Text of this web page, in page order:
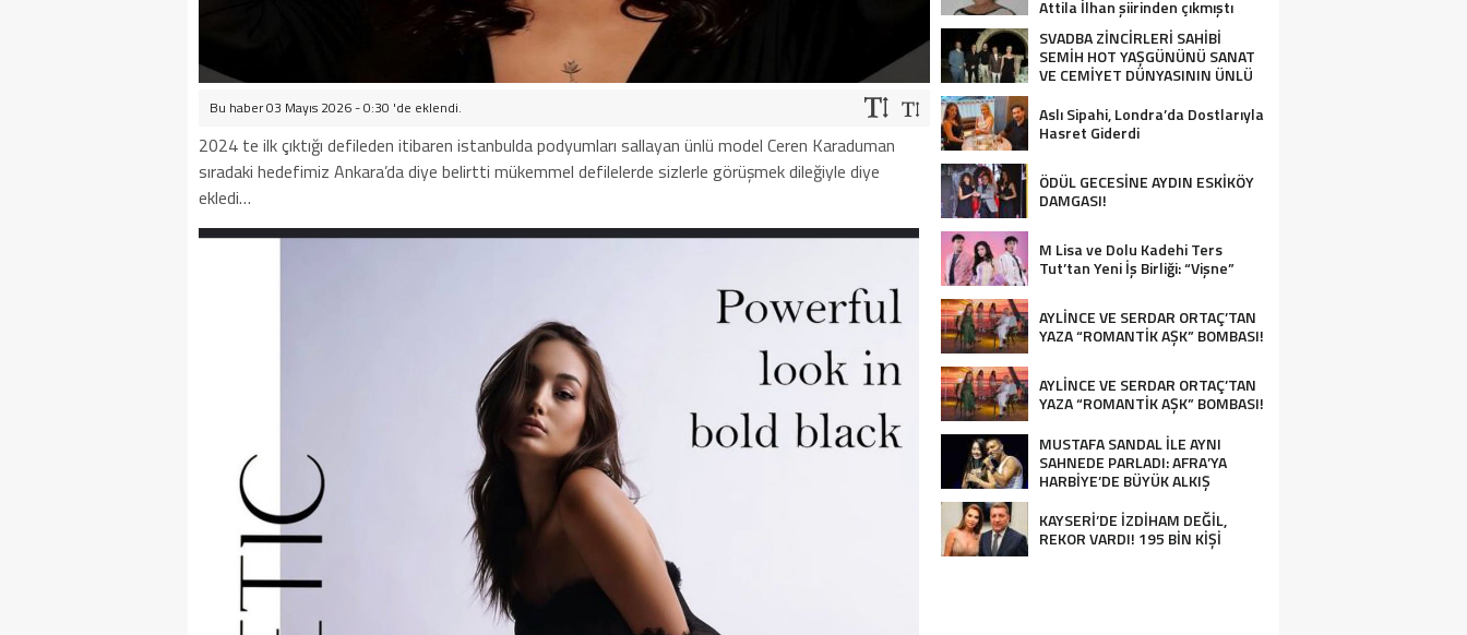
Bu haber 03 Mayıs 2026 - 0:30 'de eklendi.
2024 te ilk çıktığı defileden itibaren istanbulda podyumları sallayan ünlü model Ceren Karaduman
sıradaki hedefimiz Ankara’da diye belirtti mükemmel defilelerde sizlerle görüşmek dileğiyle diye
ekledi…
Attila İlhan şiirinden çıkmıştı
SVADBA ZİNCİRLERİ SAHİBİ
SEMİH HOT YAŞGÜNÜNÜ SANAT
VE CEMİYET DÜNYASININ ÜNLÜ
Aslı Sipahi, Londra’da Dostlarıyla
Hasret Giderdi
ÖDÜL GECESİNE AYDIN ESKİKÖY
DAMGASI!
M Lisa ve Dolu Kadehi Ters
Tut’tan Yeni İş Birliği: “Vişne”
AYLİNCE VE SERDAR ORTAÇ’TAN
YAZA “ROMANTİK AŞK” BOMBASI!
AYLİNCE VE SERDAR ORTAÇ’TAN
YAZA “ROMANTİK AŞK” BOMBASI!
MUSTAFA SANDAL İLE AYNI
SAHNEDE PARLADI: AFRA’YA
HARBİYE’DE BÜYÜK ALKIŞ
KAYSERİ’DE İZDİHAM DEĞİL,
REKOR VARDI! 195 BİN KİŞİ